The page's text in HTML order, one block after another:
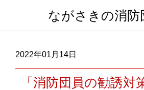
ながさきの消防
2022年01月14日
「消防団員の勧誘対